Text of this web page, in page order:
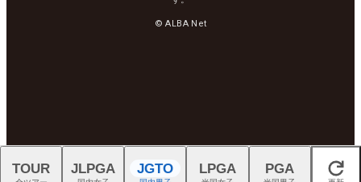
© ALBA Net
閉じる
TOUR JLPGA JGTO LPGA PGA